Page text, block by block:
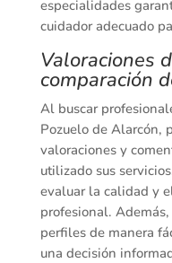
especialidades
cuidador adecuado
Valoraciones
comparación
Al buscar
Pozuelo de Alarcón,
valoraciones y
utilizado sus
evaluar la calidad y
profesional.
perfiles de manera
una decisión